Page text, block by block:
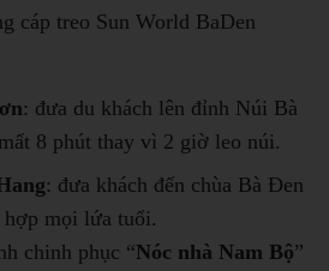
cáp treo Sun World BaDen
: đưa du khách lên đỉnh Núi Bà
8 phút thay vì 2 giờ leo núi.
: đưa khách đến chùa Bà Đen
mọi lứa tuổi.
chinh phục “Nóc nhà Nam Bộ”